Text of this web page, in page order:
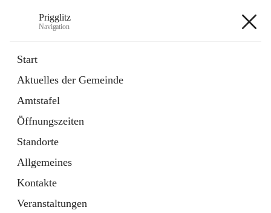
Prigglitz
Navigation
Start
Aktuelles der Gemeinde
Amtstafel
Öffnungszeiten
Standorte
Allgemeines
Kontakte
Veranstaltungen
Externe Webseite
in
Tab
Gemeindezeitung
Ordner
öffnet
in
neuem
Tab